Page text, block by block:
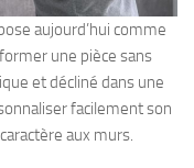
aujourd’hui comme
une pièce sans
et décliné dans une
facilement son
aux murs.